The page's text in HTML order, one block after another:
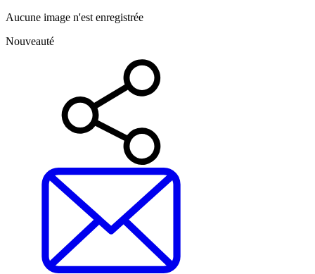
Aucune image n'est enregistrée
Nouveauté